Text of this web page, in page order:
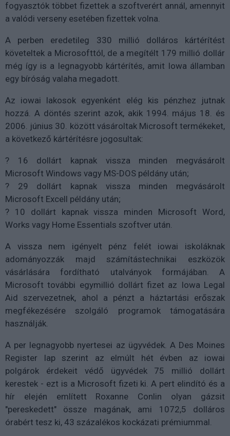
fogyasztók többet fizettek a szoftverért annál, amennyit
a valódi verseny esetében fizettek volna.
A perben eredetileg 330 millió dolláros kártérítést
követeltek a Microsofttól, de a megítélt 179 millió dollár
még így is a legnagyobb kártérítés, amit Iowa államban
egy bíróság valaha megadott.
Az iowai lakosok egyenként elég kis pénzhez jutnak
hozzá. A döntés szerint azok, akik 1994. május 18. és
2006. június 30. között vásároltak Microsoft termékeket,
a következő kártérítésre jogosultak:
? 16 dollárt kapnak vissza minden megvásárolt
Microsoft Windows vagy MS-DOS példány után;
? 29 dollárt kapnak vissza minden megvásárolt
Microsoft Excell példány után;
? 10 dollárt kapnak vissza minden Microsoft Word,
Works vagy Home Essentials szoftver után.
A vissza nem igényelt pénz felét iowai iskoláknak
adományozzák majd számítástechnikai eszközök
vásárlására fordítható utalványok formájában. A
Microsoft további egymillió dollárt fizet az Iowa Legal
Aid szervezetnek, ahol a pénzt a háztartási erőszak
megfékezésére szolgáló programok támogatására
használják.
A per legnagyobb nyertesei az ügyvédek. A Des Moines
Register lap szerint az elmúlt hét évben az iowai
polgárok érdekeit védő ügyvédek 75 millió dollárt
kerestek - ezt is a Microsoft fizeti ki. A pert elindító és a
hír elején említett Roxanne Conlin olyan gázsit
"pereskedett" össze magának, ami 1072,5 dolláros
órabért tesz ki, 43 százalékos kockázati prémiummal.